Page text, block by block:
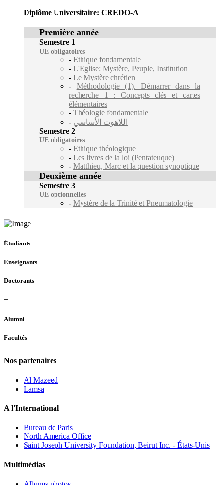
Diplôme Universitaire: CREDO-A
Première année
Semestre 1
UE obligatoires
- Ethique fondamentale
- L'Eglise: Mystère, Peuple, Institution
- Le Mystère chrétien
- Méthodologie (1). Démarrer dans la
recherche 1 : Concepts clés et cartes
élémentaires
- Théologie fondamentale
- اللاهوت الأساسي
Semestre 2
UE obligatoires
- Ethique théologique
- Les livres de la loi (Pentateuque)
- Matthieu, Marc et la question synoptique
Deuxième année
Semestre 3
UE optionnelles
- Mystère de la Trinité et Pneumatologie
Étudiants
Enseignants
Doctorants
+
Alumni
Facultés
Nos partenaires
Al Mazeed
Lamsa
A l'International
Bureau de Paris
North America Office
Saint Joseph University Foundation, Beirut Inc. - États-Unis
Multimédias